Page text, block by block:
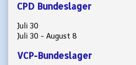
CPD Bundeslager
Juli 30
Juli 30 - August 8
VCP-Bundeslager